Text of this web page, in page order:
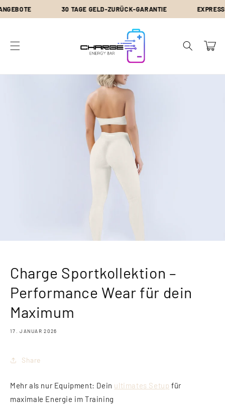
zum
Inhalt
30 TAGE GELD-ZURÜCK-GARANTIE EXPRESS-
Charge Sportkollektion –
Performance Wear für dein
Maximum
17. JANUAR 2026
Share
Mehr als nur Equipment: Dein ultimates Setup für
maximale Energie im Training